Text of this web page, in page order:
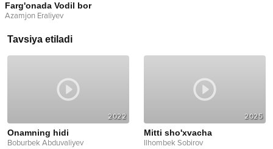
Farg'onada Vodil bor
Azamjon Eraliyev
Tavsiya etiladi
2022
Onamning hidi
Boburbek Abduvaliyev
2025
Mitti sho'xvacha
Ilhombek Sobirov